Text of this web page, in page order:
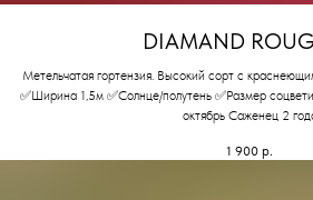
DIAMAND
Метельчатая гортензия. Высокий сорт с
✅Ширина 1,5м ✅Солнце/полутень ✅Размер
октябрь Саженец 2
1 900 р.